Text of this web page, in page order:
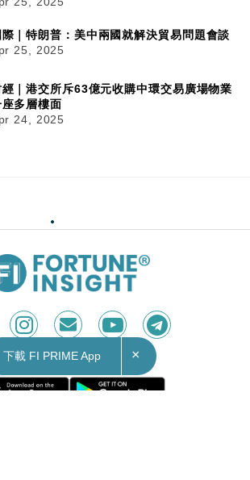
際｜特朗普：美中兩國就解決貿易問題會談
25, 2025
經｜港交所斥63億元收購中環交易廣場物業
座多層樓面
24, 2025
(01333)今起招股 一手入場費
3,636.31元
械提供商博雷頓(01333)公布招股詳
1,300萬股，香港公開發售佔130萬
下載 FI PRIME App ×